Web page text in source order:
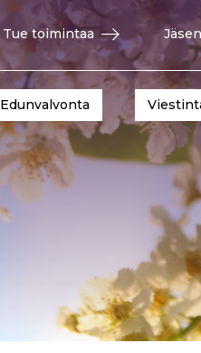
Tue toimintaa
Edunvalvonta